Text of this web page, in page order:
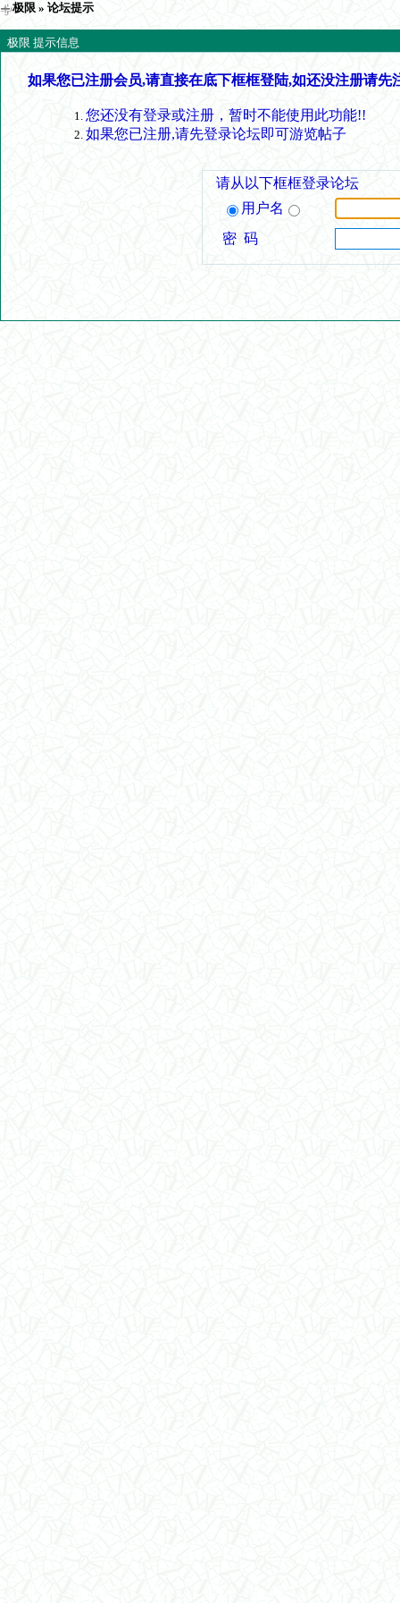
极限 » 论坛提示
极限 提示信息
如果您已注册会员,请直接在底下框框登陆,如还没注册请先
您还没有登录或注册，暂时不能使用此功能!!
如果您已注册,请先登录论坛即可游览帖子
请从以下框框登录论坛
用户名
密 码